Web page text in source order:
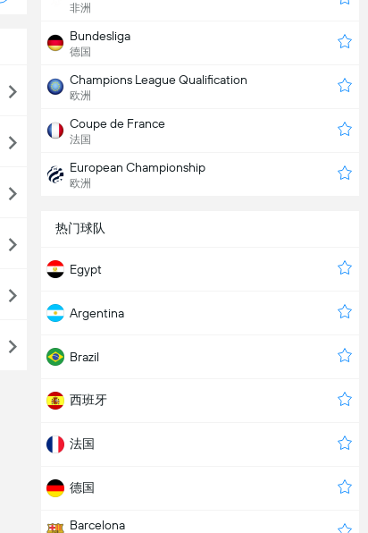
非洲
Bundesliga
德国
Champions League Qualification
欧洲
Coupe de France
法国
European Championship
欧洲
热门球队
Egypt
Argentina
Brazil
西班牙
法国
德国
Barcelona